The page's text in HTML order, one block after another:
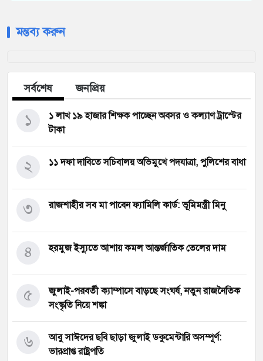
মন্তব্য করুন
সর্বশেষ জনপ্রিয়
১ লাখ ১৯ হাজার শিক্ষক পাচ্ছেন অবসর ও কল্যাণ ট্রাস্টের
টাকা
১
১১ দফা দাবিতে সচিবালয় অভিমুখে পদযাত্রা, পুলিশের বাধা
২
রাজশাহীর সব মা পাবেন ফ্যামিলি কার্ড: ভূমিমন্ত্রী মিনু
৩
হরমুজ ইস্যুতে আশায় কমল আন্তর্জাতিক তেলের দাম
৪
জুলাই-পরবর্তী ক্যাম্পাসে বাড়ছে সংঘর্ষ, নতুন রাজনৈতিক
সংস্কৃতি নিয়ে শঙ্কা
৫
আবু সাঈদের ছবি ছাড়া জুলাই ডকুমেন্টারি অসম্পূর্ণ:
ভারপ্রাপ্ত রাষ্ট্রপতি
৬